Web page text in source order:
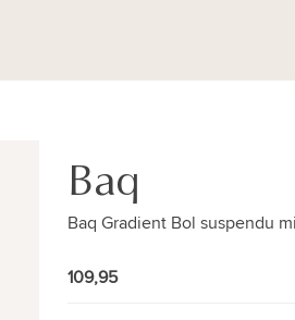
Baq
Baq Gradient Bol suspendu
109,95